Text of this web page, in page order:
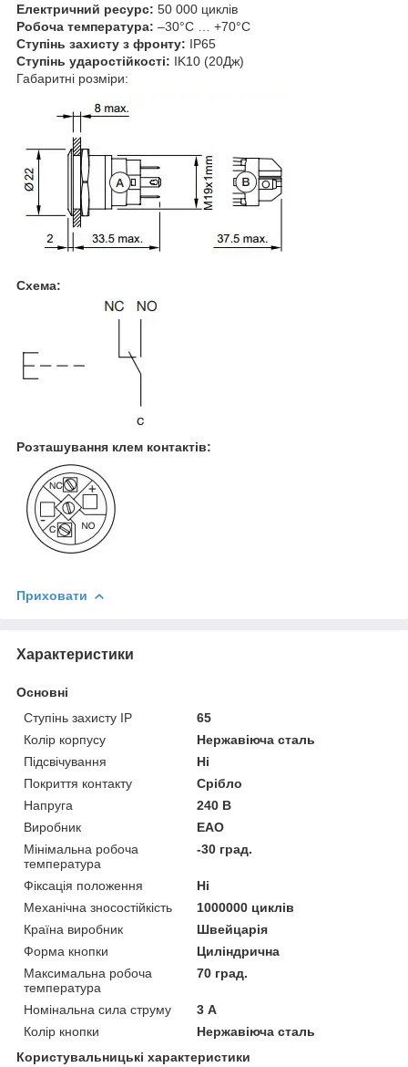
Електричний ресурс: 50 000 циклів
Робоча температура: –30°C … +70°C
Ступінь захисту з фронту: IP65
Ступінь ударостійкості: IK10 (20Дж)
Габаритні розміри:
Схема:
Розташування клем контактів:
Приховати
Характеристики
Основні
Ступінь захисту IP
65
Колір корпусу
Нержавіюча сталь
Підсвічування
Ні
Покриття контакту
Срібло
Напруга
240 В
Виробник
EAO
Мінімальна робоча
температура
-30 град.
Фіксація положення
Ні
Механічна зносостійкість
1000000 циклів
Країна виробник
Швейцарія
Форма кнопки
Циліндрична
Максимальна робоча
температура
70 град.
Номінальна сила струму
3 А
Колір кнопки
Нержавіюча сталь
Користувальницькі характеристики